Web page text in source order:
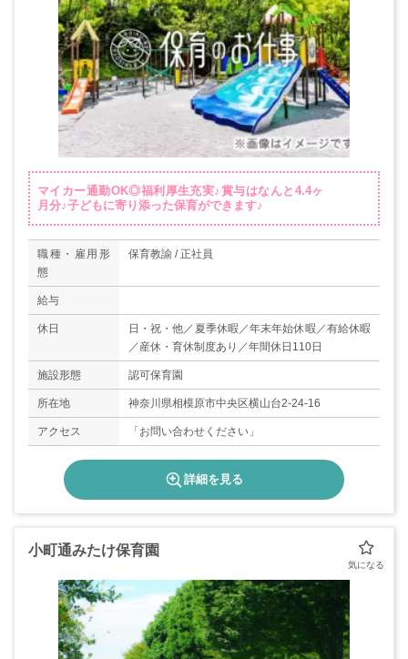
マイカー通勤OK◎福利厚生充実♪賞与はなんと4.4ヶ
月分♪子どもに寄り添った保育ができます♪
職種・雇用形
態
保育教諭 / 正社員
給与
休日
日・祝・他／夏季休暇／年末年始休暇／有給休暇
／産休・育休制度あり／年間休日110日
施設形態 認可保育園
所在地 神奈川県相模原市中央区横山台2‐24‐16
アクセス 「お問い合わせください」
詳細を見る
小町通みたけ保育園